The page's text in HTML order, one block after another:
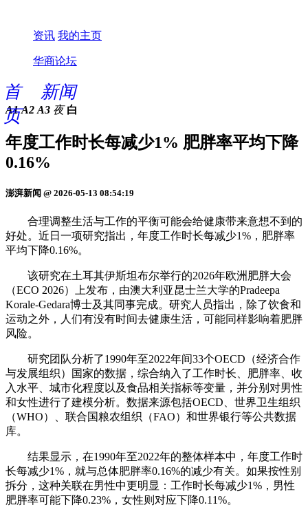
资讯 我的主页
华商论坛
首
页
新闻
A1 A2 A3 夜 白
年度工作时长每减少1% 肥胖率平均下降
0.16%
澎湃新闻 @ 2026-05-13 08:54:19
合理调整生活与工作的平衡可能会给健康带来意想不到的
好处。近日一项研究指出，年度工作时长每减少1%，肥胖率
平均下降0.16%。
该研究在土耳其伊斯坦布尔举行的2026年欧洲肥胖大会
（ECO 2026）上发布，由澳大利亚昆士兰大学的Pradeepa
Korale-Gedara博士及其同事完成。研究人员指出，除了饮食和
运动之外，人们有没有时间去健康生活，可能同样影响着肥胖
风险。
研究团队分析了1990年至2022年间33个OECD（经济合作
与发展组织）国家的数据，综合纳入了工作时长、肥胖率、收
入水平、城市化程度以及食品相关指标等变量，并分别对男性
和女性进行了建模分析。数据来源包括OECD、世界卫生组织
（WHO）、联合国粮农组织（FAO）和世界银行等公共数据
库。
结果显示，在1990年至2022年的整体样本中，年度工作时
长每减少1%，就与总体肥胖率0.16%的减少有关。如果按性别
拆分，这种关联在男性中更明显：工作时长每减少1%，男性
肥胖率可能下降0.23%，女性则对应下降0.11%。